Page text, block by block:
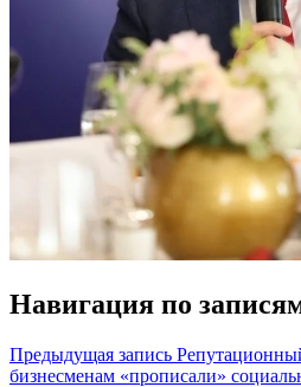
Навигация по
Предыдущая запись
бизнесменам «прописали»